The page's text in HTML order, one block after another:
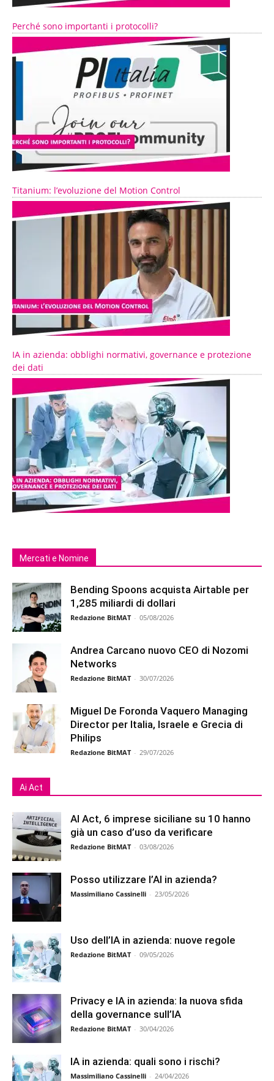
Perché sono importanti i protocolli?
Titanium: l’evoluzione del Motion Control
IA in azienda: obblighi normativi, governance e protezione
dei dati
Mercati e Nomine
Bending Spoons acquista Airtable per
1,285 miliardi di dollari
Redazione BitMAT - 05/08/2026
Andrea Carcano nuovo CEO di Nozomi
Networks
Redazione BitMAT - 30/07/2026
Miguel De Foronda Vaquero Managing
Director per Italia, Israele e Grecia di
Philips
Redazione BitMAT - 29/07/2026
Ai Act
AI Act, 6 imprese siciliane su 10 hanno
già un caso d’uso da verificare
Redazione BitMAT - 03/08/2026
Posso utilizzare l’AI in azienda?
Massimiliano Cassinelli - 23/05/2026
Uso dell’IA in azienda: nuove regole
Redazione BitMAT - 09/05/2026
Privacy e IA in azienda: la nuova sfida
della governance sull’IA
Redazione BitMAT - 30/04/2026
IA in azienda: quali sono i rischi?
Massimiliano Cassinelli - 24/04/2026